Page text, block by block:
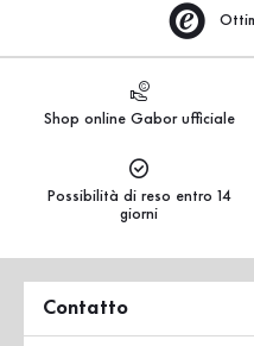
Shop online Gabor ufficiale
Possibilità di reso entro 14
giorni
Contatto